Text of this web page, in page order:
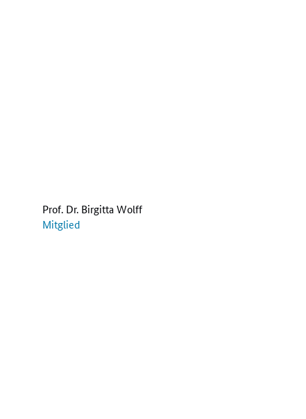
Prof. Dr. Birgitta Wolff
Mitglied